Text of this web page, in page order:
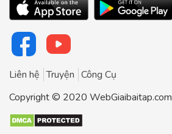
Liên hệ Truyện Công Cụ
Copyright © 2020 WebGiaibaitap.com